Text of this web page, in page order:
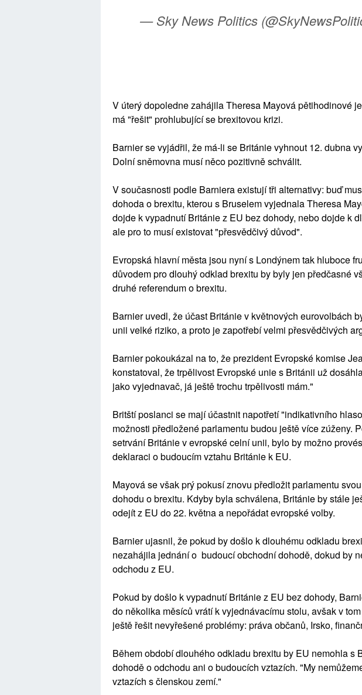
— Sky News Politics
V úterý dopoledne zahájila Theresa Mayová pětihodinové
má "řešit" prohlubující se brexitovou krizi.
Barnier se vyjádřil, že má-li se Británie vyhnout 12. dubna
Dolní sněmovna musí něco pozitivně schválit.
V současnosti podle Barniera existují tři alternativy: buď
dohoda o brexitu, kterou s Bruselem vyjednala Theresa
dojde k vypadnutí Británie z EU bez dohody, nebo dojde k
ale pro to musí existovat "přesvědčivý důvod".
Evropská hlavní města jsou nyní s Londýnem tak hluboce
důvodem pro dlouhý odklad brexitu by byly jen předčasné
druhé referendum o brexitu.
Barnier uvedl, že účast Británie v květnových eurovolbách
unii velké riziko, a proto je zapotřebí velmi přesvědčivých
Barnier pokoukázal na to, že prezident Evropské komise
konstatoval, že trpělivost Evropské unie s Británii už
jako vyjednavač, já ještě trochu trpělivosti mám."
Britští poslanci se mají účastnit napotřetí "indikativního
možnosti předložené parlamentu budou ještě více zúženy.
setrvání Británie v evropské celní unii, bylo by možno
deklaraci o budoucím vztahu Británie k EU.
Mayová se však prý pokusí znovu předložit parlamentu
dohodu o brexitu. Kdyby byla schválena, Británie by stále
odejít z EU do 22. května a nepořádat evropské volby.
Barnier ujasnil, že pokud by došlo k dlouhému odkladu
nezahájila jednání o budoucí obchodní dohodě, dokud by
odchodu z EU.
Pokud by došlo k vypadnutí Británie z EU bez dohody,
do několika měsíců vrátí k vyjednávacímu stolu, avšak v
ještě řešit nevyřešené problémy: práva občanů, Irsko,
Během období dlouhého odkladu brexitu by EU nemohla s
dohodě o odchodu ani o budoucích vztazích. "My
vztazích s členskou zemí."